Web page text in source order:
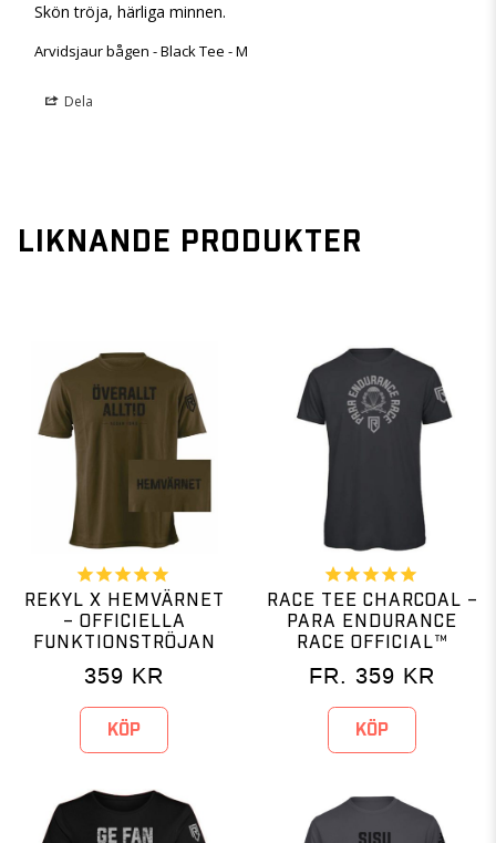
Skön tröja, härliga minnen.
Arvidsjaur bågen - Black Tee - M
Dela
LIKNANDE PRODUKTER
REKYL X HEMVÄRNET
– OFFICIELLA
FUNKTIONSTRÖJAN
359 KR
KÖP
RACE TEE CHARCOAL –
PARA ENDURANCE
RACE OFFICIAL™
FR. 359 KR
KÖP